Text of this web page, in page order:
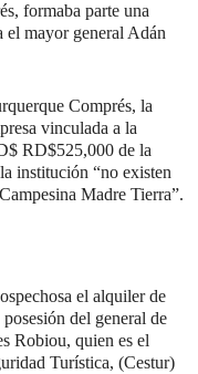
formaba parte una
el mayor general Adán
Comprés, la
vinculada a la
RD$525,000 de la
institución “no existen
Madre Tierra”.
el alquiler de
del general de
Robiou, quien es el
Turística, (Cestur)